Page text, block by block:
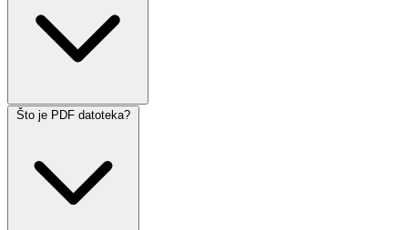
Što je PDF datoteka?